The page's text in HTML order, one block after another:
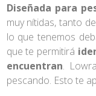
Diseñada para
muy nítidas, tanto
lo que tenemos
que te permitirá
encuentran.
pescando. Esto te